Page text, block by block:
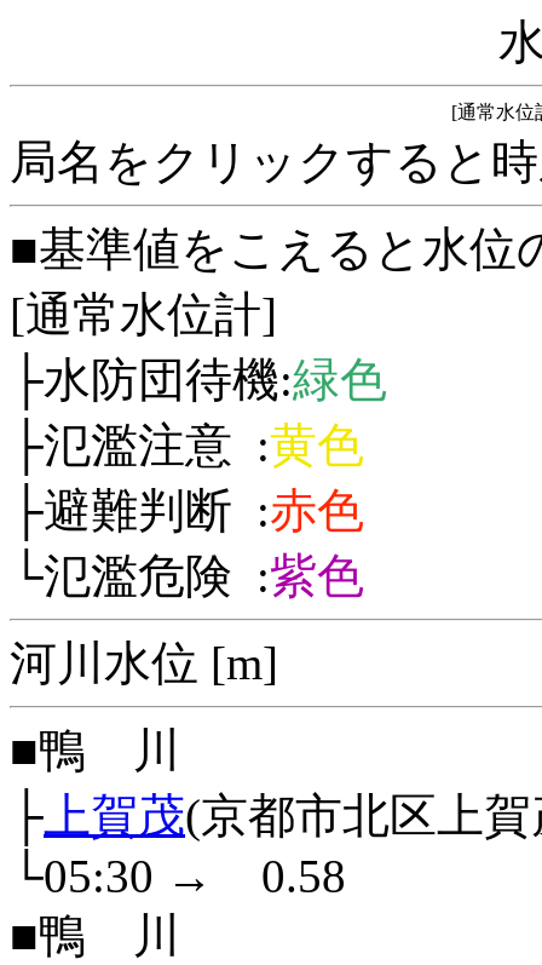
[通常水位
局名をクリックすると
■基準値をこえると水位
[通常水位計]
├水防団待機:緑色
├氾濫注意 :黄色
├避難判断 :赤色
└氾濫危険 :紫色
河川水位 [m]
■鴨 川
├ 上賀茂(京都市北区上
└05:30 →
0.58
■鴨 川